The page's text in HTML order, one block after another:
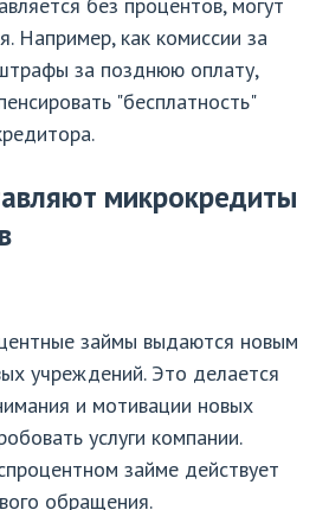
Например, как комиссии за
за позднюю оплату,
"бесплатность"
микрокредиты
займы выдаются новым
учреждений. Это делается
и мотивации новых
услуги компании.
займе действует
обращения.